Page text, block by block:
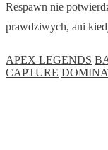
Respawn nie
prawdziwych, ani
APEX LEGENDS
CAPTURE